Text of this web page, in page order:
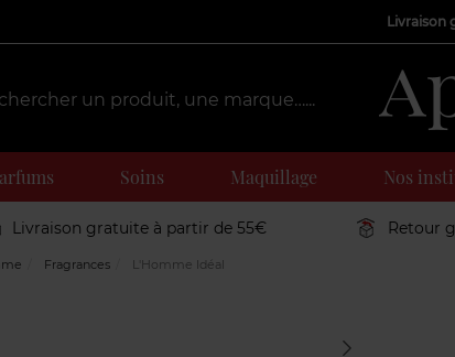
Livraison
Soins Maquillage Nos
Livraison gratuite à partir de 55€ Retour
Fragrances L'Homme Idéal